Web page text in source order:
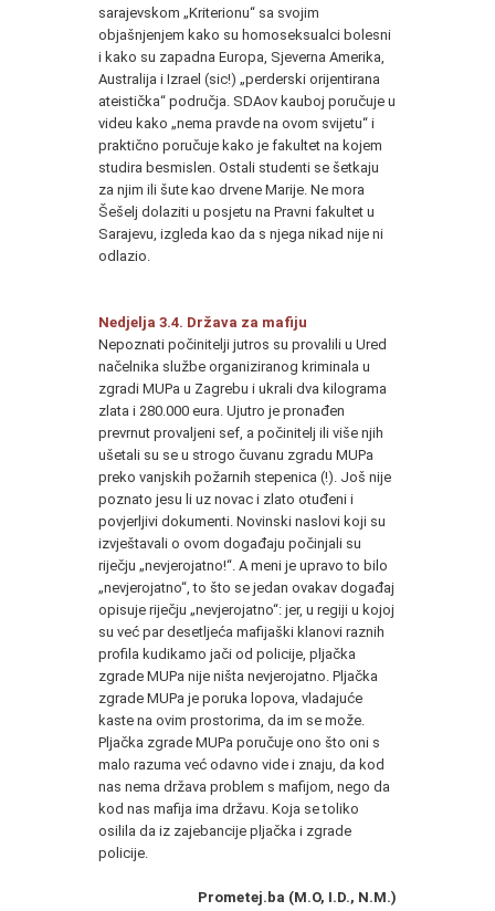
sarajevskom „Kriterionu“ sa svojim
objašnjenjem kako su homoseksualci bolesni
i kako su zapadna Europa, Sjeverna Amerika,
Australija i Izrael (sic!) „perderski orijentirana
ateistička“ područja. SDAov kauboj poručuje u
videu kako „nema pravde na ovom svijetu“ i
praktično poručuje kako je fakultet na kojem
studira besmislen. Ostali studenti se šetkaju
za njim ili šute kao drvene Marije. Ne mora
Šešelj dolaziti u posjetu na Pravni fakultet u
Sarajevu, izgleda kao da s njega nikad nije ni
odlazio.
Nedjelja 3.4. Država za mafiju
Nepoznati počinitelji jutros su provalili u Ured
načelnika službe organiziranog kriminala u
zgradi MUPa u Zagrebu i ukrali dva kilograma
zlata i 280.000 eura. Ujutro je pronađen
prevrnut provaljeni sef, a počinitelj ili više njih
ušetali su se u strogo čuvanu zgradu MUPa
preko vanjskih požarnih stepenica (!). Još nije
poznato jesu li uz novac i zlato otuđeni i
povjerljivi dokumenti. Novinski naslovi koji su
izvještavali o ovom događaju počinjali su
riječju „nevjerojatno!“. A meni je upravo to bilo
„nevjerojatno“, to što se jedan ovakav događaj
opisuje riječju „nevjerojatno“: jer, u regiji u kojoj
su već par desetljeća mafijaški klanovi raznih
profila kudikamo jači od policije, pljačka
zgrade MUPa nije ništa nevjerojatno. Pljačka
zgrade MUPa je poruka lopova, vladajuće
kaste na ovim prostorima, da im se može.
Pljačka zgrade MUPa poručuje ono što oni s
malo razuma već odavno vide i znaju, da kod
nas nema država problem s mafijom, nego da
kod nas mafija ima državu. Koja se toliko
osilila da iz zajebancije pljačka i zgrade
policije.
Prometej.ba (M.O, I.D., N.M.)